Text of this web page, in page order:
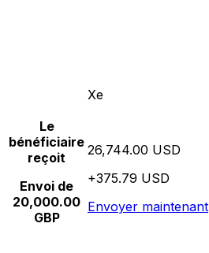
Xe
Le
bénéficiaire
reçoit
Envoi de
20,000.00
GBP
26,744.00 USD
+375.79 USD
Envoyer maintenant